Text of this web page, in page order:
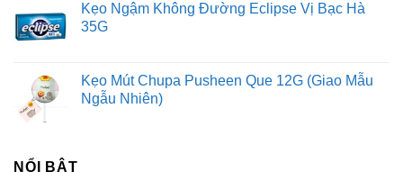
Kẹo Ngậm Không Đường Eclipse Vị Bạc Hà
35G
Kẹo Mút Chupa Pusheen Que 12G (Giao Mẫu
Ngẫu Nhiên)
NỔI BẬT